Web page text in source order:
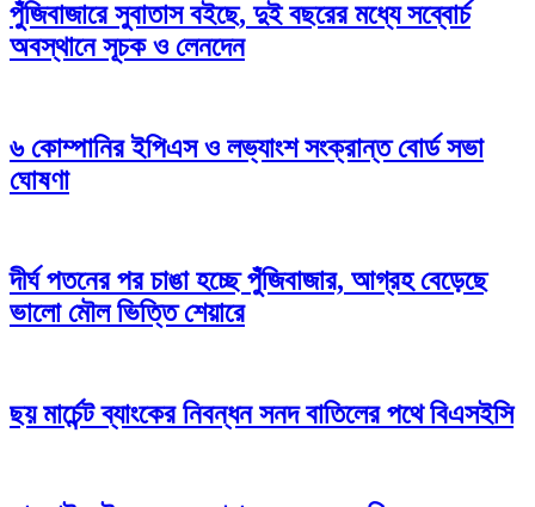
পুঁজিবাজারে সুবাতাস বইছে, দুই বছরের মধ্যে সব্বোর্চ
অবস্থানে সূচক ও লেনদেন
৬ কোম্পানির ইপিএস ও লভ্যাংশ সংক্রান্ত বোর্ড সভা
ঘোষণা
দীর্ঘ পতনের পর চাঙা হচ্ছে পুঁজিবাজার, আগ্রহ বেড়েছে
ভালো মৌল ভিত্তি শেয়ারে
ছয় মার্চেন্ট ব্যাংকের নিবন্ধন সনদ বাতিলের পথে বিএসইসি